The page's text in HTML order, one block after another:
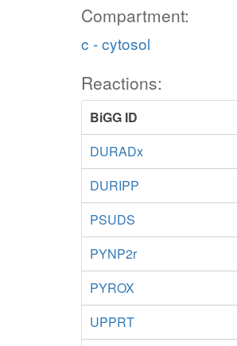
Compartment:
c - cytosol
Reactions:
BiGG ID
DURADx
DURIPP
PSUDS
PYNP2r
PYROX
UPPRT